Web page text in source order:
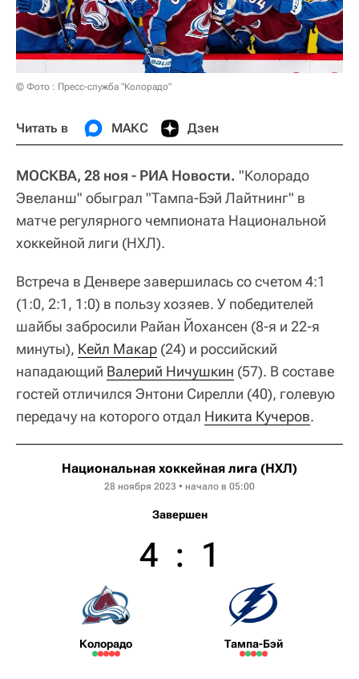
© Фото : Пресс-служба "Колорадо"
Читать в МАКС Дзен
МОСКВА, 28 ноя - РИА Новости. "Колорадо
Эвеланш" обыграл "Тампа-Бэй Лайтнинг" в
матче регулярного чемпионата Национальной
хоккейной лиги (НХЛ).
Встреча в Денвере завершилась со счетом 4:1
(1:0, 2:1, 1:0) в пользу хозяев. У победителей
шайбы забросили Райан Йохансен (8-я и 22-я
минуты), Кейл Макар (24) и российский
нападающий Валерий Ничушкин (57). В составе
гостей отличился Энтони Сирелли (40), голевую
передачу на которого отдал Никита Кучеров.
Национальная хоккейная лига (НХЛ)
28 ноября 2023 • начало в 05:00
Завершен
Колорадо
4 : 1
Тампа-Бэй